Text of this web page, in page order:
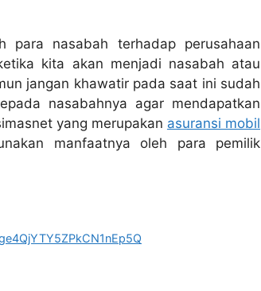
para nasabah terhadap perusahaan
kita akan menjadi nasabah atau
jangan khawatir pada saat ini sudah
nasabahnya agar mendapatkan
yang merupakan asuransi mobil
manfaatnya oleh para pemilik